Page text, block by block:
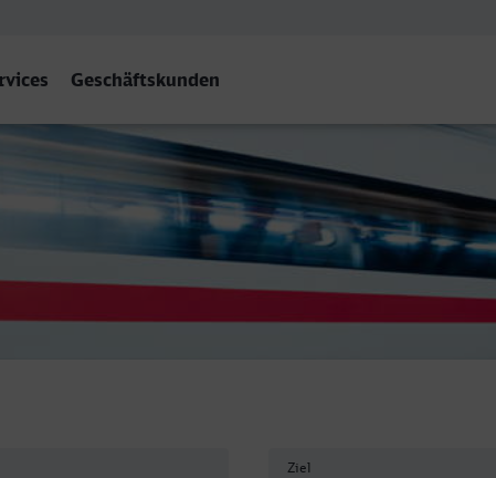
Geschäftskunden
Hbf
Ziel